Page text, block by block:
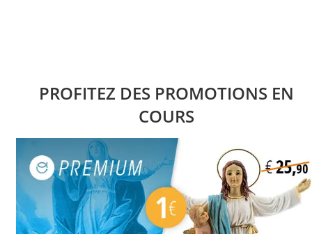
PROFITEZ DES PROMOTIONS EN
COURS